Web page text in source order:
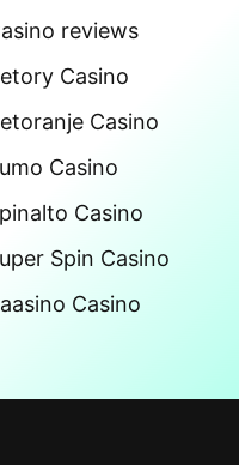
reviews
Casino
Casino
Casino
Casino
Spin Casino
Casino